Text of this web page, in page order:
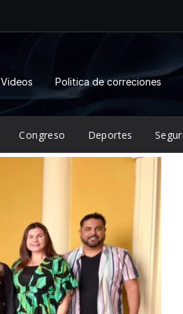
Videos Politica de correciones
Congreso Deportes